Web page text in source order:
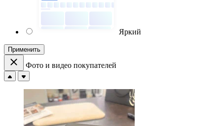
Яркий
Применить
Фото и видео покупателей